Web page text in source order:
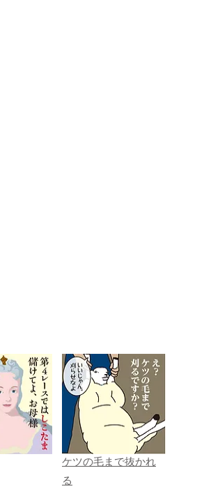
ケツの毛まで抜かれ
る